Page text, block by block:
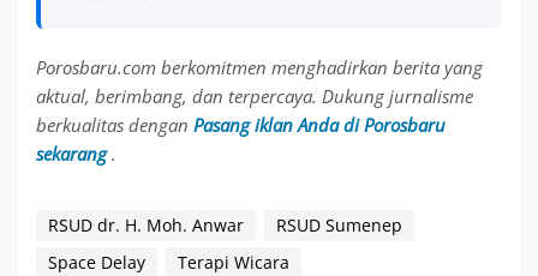
Porosbaru.com berkomitmen menghadirkan berita yang
aktual, berimbang, dan terpercaya. Dukung jurnalisme
berkualitas dengan Pasang iklan Anda di Porosbaru
sekarang.
RSUD dr. H. Moh. Anwar
RSUD Sumenep
Space Delay
Terapi Wicara